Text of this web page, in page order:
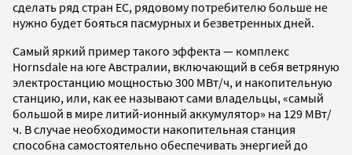
сделать ряд стран ЕС, рядовому потребителю больше не
нужно будет бояться пасмурных и безветренных дней.
Самый яркий пример такого эффекта — комплекс
Hornsdale на юге Австралии, включающий в себя ветряную
электростанцию мощностью 300 МВт/ч, и накопительную
станцию, или, как ее называют сами владельцы, «самый
большой в мире литий-ионный аккумулятор» на 129 МВт/
ч. В случае необходимости накопительная станция
способна самостоятельно обеспечивать энергией до